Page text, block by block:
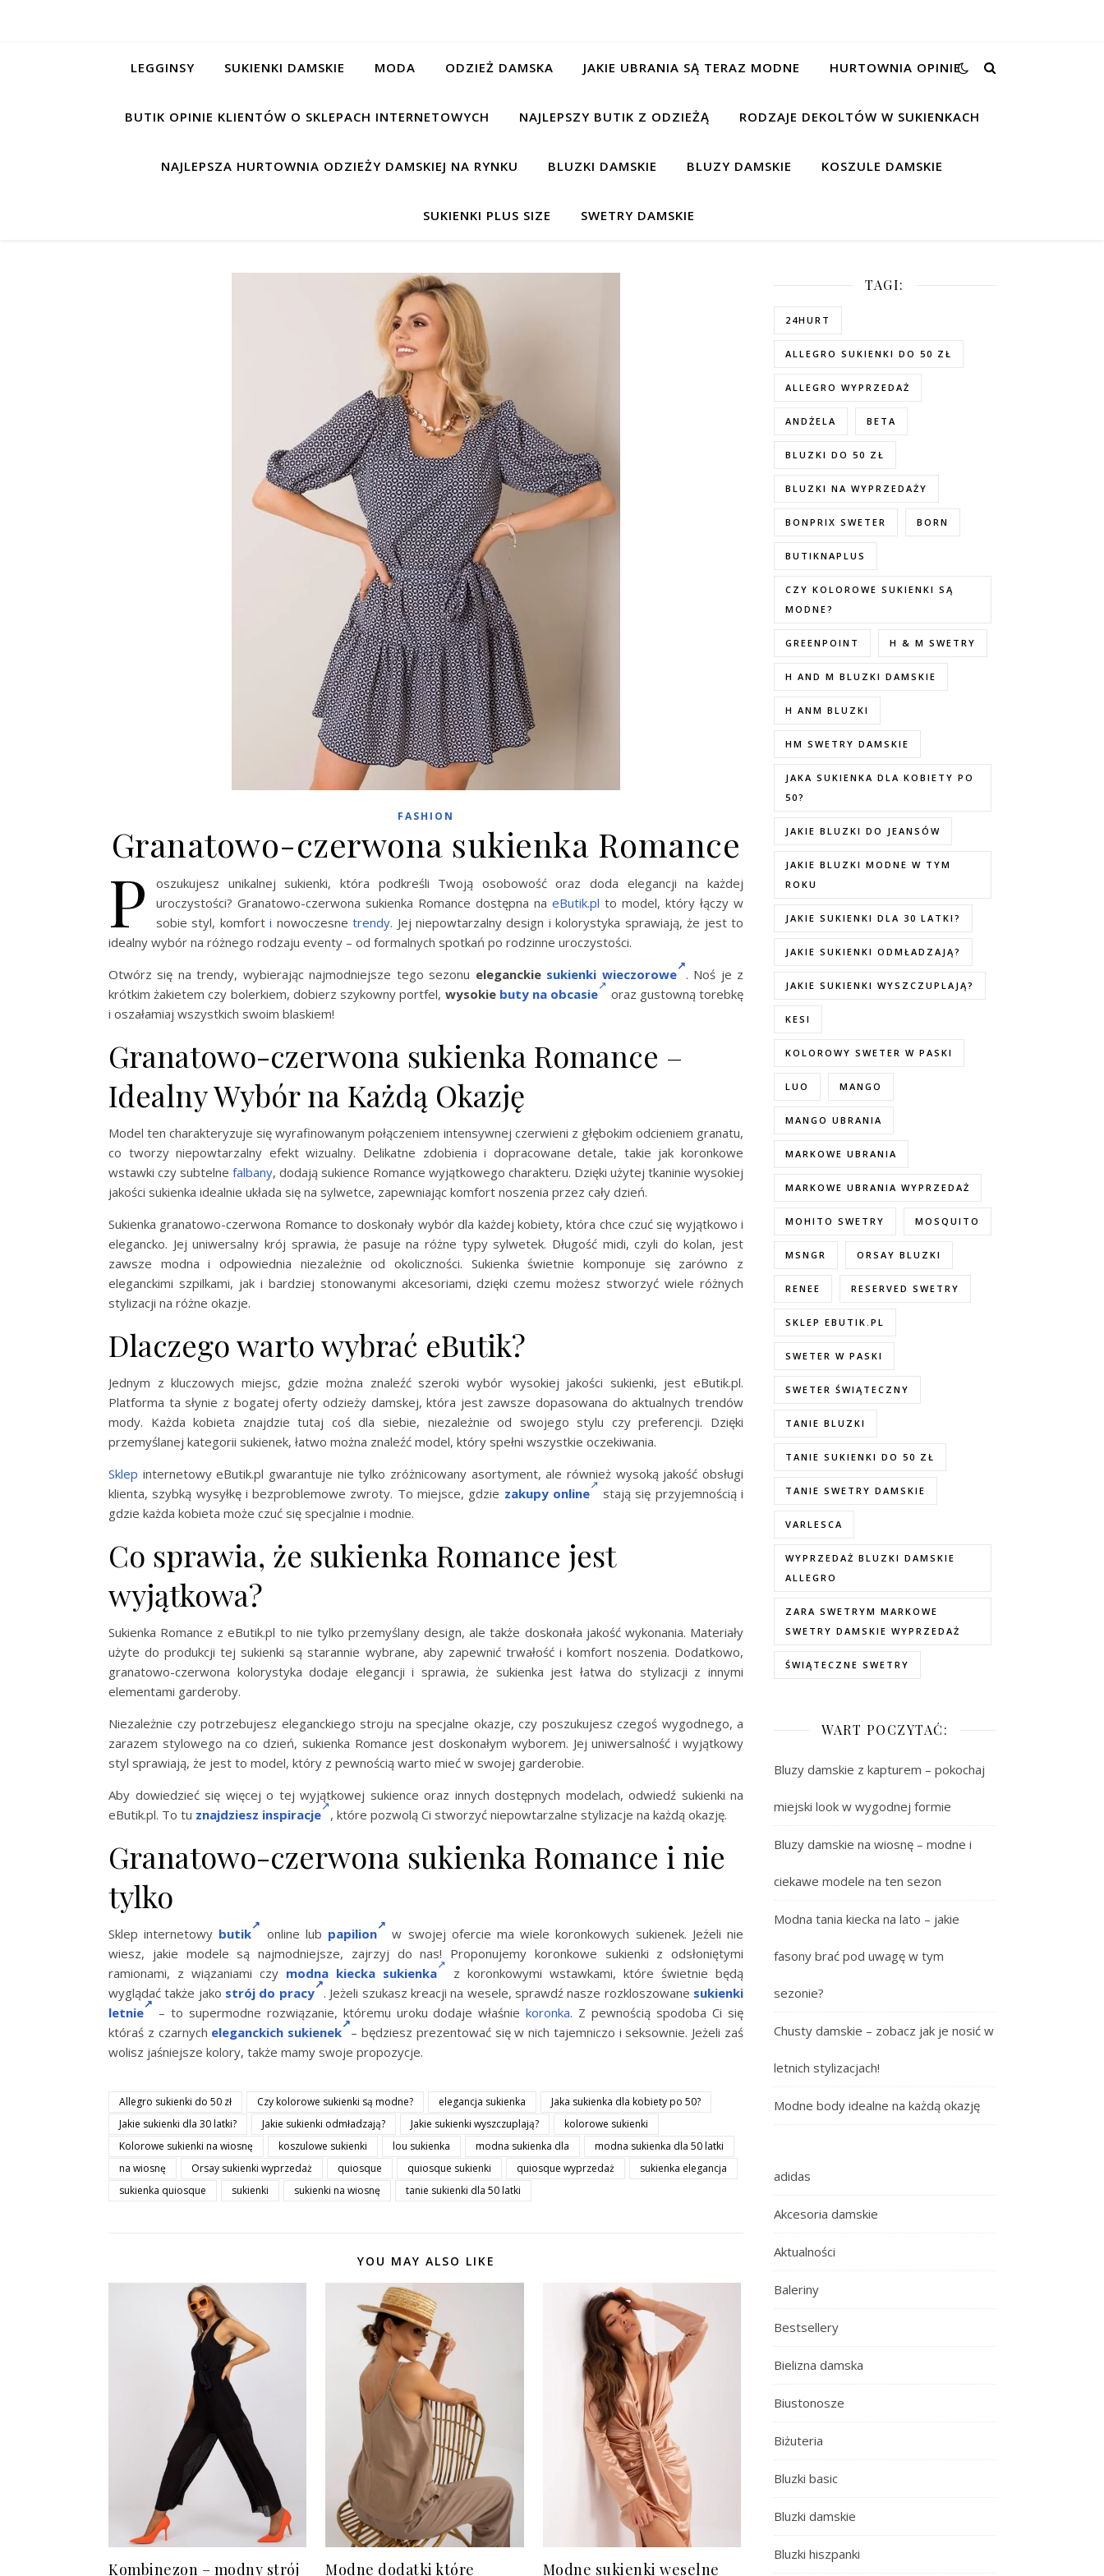
LEGGINSY SUKIENKI DAMSKIE MODA ODZIEŻ DAMSKA JAKIE UBRANIA SĄ TERAZ MODNE HURTOWNIA OPINIE
BUTIK OPINIE KLIENTÓW O SKLEPACH INTERNETOWYCH NAJLEPSZY BUTIK Z ODZIEŻĄ RODZAJE DEKOLTÓW W SUKIENKACH
NAJLEPSZA HURTOWNIA ODZIEŻY DAMSKIEJ NA RYNKU BLUZKI DAMSKIE BLUZY DAMSKIE KOSZULE DAMSKIE
SUKIENKI PLUS SIZE SWETRY DAMSKIE
FASHION
Granatowo-czerwona sukienka Romance
P
oszukujesz unikalnej sukienki, która podkreśli Twoją osobowość oraz doda elegancji na każdej
uroczystości? Granatowo-czerwona sukienka Romance dostępna na eButik.pl to model, który łączy w
sobie styl, komforti nowoczesnetrendy. Jej niepowtarzalny design i kolorystyka sprawiają, że jest to
idealny wybór na różnego rodzaju eventy – od formalnych spotkań po rodzinne uroczystości.
Otwórz się na trendy, wybierając najmodniejsze tego sezonu eleganckie sukienki wieczorowe . Noś je z
krótkim żakietem czy bolerkiem, dobierz szykowny portfel, wysokie buty na obcasie
oraz gustowną torebkę
i oszałamiaj wszystkich swoim blaskiem!
Granatowo-czerwona sukienka Romance –
Idealny Wybór na Każdą Okazję
Model ten charakteryzuje się wyrafinowanym połączeniem intensywnej czerwieni z głębokim odcieniem granatu,
co tworzy niepowtarzalny efekt wizualny. Delikatne zdobienia i dopracowane detale, takie jak koronkowe
wstawki czy subtelne falbany, dodają sukience Romance wyjątkowego charakteru. Dzięki użytej tkaninie wysokiej
jakości sukienka idealnie układa się na sylwetce, zapewniając komfort noszenia przez cały dzień.
Sukienka granatowo-czerwona Romance to doskonały wybór dla każdej kobiety, która chce czuć się wyjątkowo i
elegancko. Jej uniwersalny krój sprawia, że pasuje na różne typy sylwetek. Długość midi, czyli do kolan, jest
zawsze modna i odpowiednia niezależnie od okoliczności. Sukienka świetnie komponuje się zarówno z
eleganckimi szpilkami, jak i bardziej stonowanymi akcesoriami, dzięki czemu możesz stworzyć wiele różnych
stylizacji na różne okazje.
Dlaczego warto wybrać eButik?
Jednym z kluczowych miejsc, gdzie można znaleźć szeroki wybór wysokiej jakości sukienki, jest eButik.pl.
Platforma ta słynie z bogatej oferty odzieży damskej, która jest zawsze dopasowana do aktualnych trendów
mody. Każda kobieta znajdzie tutaj coś dla siebie, niezależnie od swojego stylu czy preferencji. Dzięki
przemyślanej kategorii sukienek, łatwo można znaleźć model, który spełni wszystkie oczekiwania.
Sklep internetowy eButik.pl gwarantuje nie tylko zróżnicowany asortyment, ale również wysoką jakość obsługi
klienta, szybką wysyłkę i bezproblemowe zwroty. To miejsce, gdzie zakupy online
stają się przyjemnością i
gdzie każda kobieta może czuć się specjalnie i modnie.
Co sprawia, że sukienka Romance jest
wyjątkowa?
Sukienka Romance z eButik.pl to nie tylko przemyślany design, ale także doskonała jakość wykonania. Materiały
użyte do produkcji tej sukienki są starannie wybrane, aby zapewnić trwałość i komfort noszenia. Dodatkowo,
granatowo-czerwona kolorystyka dodaje elegancji i sprawia, że sukienka jest łatwa do stylizacji z innymi
elementami garderoby.
Niezależnie czy potrzebujesz eleganckiego stroju na specjalne okazje, czy poszukujesz czegoś wygodnego, a
zarazem stylowego na co dzień, sukienka Romance jest doskonałym wyborem. Jej uniwersalność i wyjątkowy
styl sprawiają, że jest to model, który z pewnością warto mieć w swojej garderobie.
Aby dowiedzieć się więcej o tej wyjątkowej sukience oraz innych dostępnych modelach, odwiedź sukienki na
eButik.pl. To tu znajdziesz inspiracje , które pozwolą Ci stworzyć niepowtarzalne stylizacje na każdą okazję.
Granatowo-czerwona sukienka Romance i nie
tylko
Sklep internetowy butik online lub papilion
w swojej ofercie ma wiele koronkowych sukienek. Jeżeli nie
wiesz, jakie modele są najmodniejsze, zajrzyj do nas! Proponujemy koronkowe sukienki z odsłoniętymi
ramionami, z wiązaniami czy modna kiecka sukienka
z koronkowymi wstawkami, które świetnie będą
wyglądać także jako strój do pracy . Jeżeli szukasz kreacji na wesele, sprawdź nasze rozkloszowane sukienki
letnie
– to supermodne rozwiązanie, któremu uroku dodaje właśniekoronka. Z pewnością spodoba Ci się
któraś z czarnych eleganckich sukienek – będziesz prezentować się w nich tajemniczo i seksownie. Jeżeli zaś
wolisz jaśniejsze kolory, także mamy swoje propozycje.
Allegro sukienki do 50 zł Czy kolorowe sukienki są modne? elegancja sukienka
Jaka sukienka dla kobiety po 50?
Jakie sukienki dla 30 latki?
Jakie sukienki odmładzają? Jakie sukienki wyszczuplają?
kolorowe sukienki
Kolorowe sukienki na wiosnę
koszulowe sukienki lou sukienka modna sukienka dla
modna sukienka dla 50 latki
na wiosnę
Orsay sukienki wyprzedaż quiosque quiosque sukienki quiosque wyprzedaż
sukienka elegancja
sukienka quiosque
sukienki sukienki na wiosnę tanie sukienki dla 50 latki
YOU MAY ALSO LIKE
Kombinezon – modny strój Modne dodatki które Modne sukienki weselne
TAGI:
24HURT
ALLEGRO SUKIENKI DO 50 ZŁ
ALLEGRO WYPRZEDAŻ
ANDŻELA BETA
BLUZKI DO 50 ZŁ
BLUZKI NA WYPRZEDAŻY
BONPRIX SWETER BORN
BUTIKNAPLUS
CZY KOLOROWE SUKIENKI SĄ
MODNE?
GREENPOINT H & M SWETRY
H AND M BLUZKI DAMSKIE
H ANM BLUZKI
HM SWETRY DAMSKIE
JAKA SUKIENKA DLA KOBIETY PO
50?
JAKIE BLUZKI DO JEANSÓW
JAKIE BLUZKI MODNE W TYM
ROKU
JAKIE SUKIENKI DLA 30 LATKI?
JAKIE SUKIENKI ODMŁADZAJĄ?
JAKIE SUKIENKI WYSZCZUPLAJĄ?
KESI
KOLOROWY SWETER W PASKI
LUO MANGO
MANGO UBRANIA
MARKOWE UBRANIA
MARKOWE UBRANIA WYPRZEDAŻ
MOHITO SWETRY MOSQUITO
MSNGR ORSAY BLUZKI
RENEE RESERVED SWETRY
SKLEP EBUTIK.PL
SWETER W PASKI
SWETER ŚWIĄTECZNY
TANIE BLUZKI
TANIE SUKIENKI DO 50 ZŁ
TANIE SWETRY DAMSKIE
VARLESCA
WYPRZEDAŻ BLUZKI DAMSKIE
ALLEGRO
ZARA SWETRYM MARKOWE
SWETRY DAMSKIE WYPRZEDAŻ
ŚWIĄTECZNE SWETRY
WART POCZYTAĆ:
Bluzy damskie z kapturem – pokochaj
miejski look w wygodnej formie
Bluzy damskie na wiosnę – modne i
ciekawe modele na ten sezon
Modna tania kiecka na lato – jakie
fasony brać pod uwagę w tym
sezonie?
Chusty damskie – zobacz jak je nosić w
letnich stylizacjach!
Modne body idealne na każdą okazję
adidas
Akcesoria damskie
Aktualności
Baleriny
Bestsellery
Bielizna damska
Biustonosze
Biżuteria
Bluzki basic
Bluzki damskie
Bluzki hiszpanki